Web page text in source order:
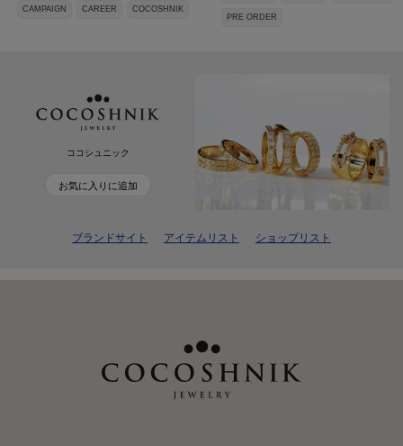
CAMPAIGN CAREER COCOSHNIK
PRE ORDER
ココシュニック
お気に入りに追加
ブランドサイト アイテムリスト ショップリスト